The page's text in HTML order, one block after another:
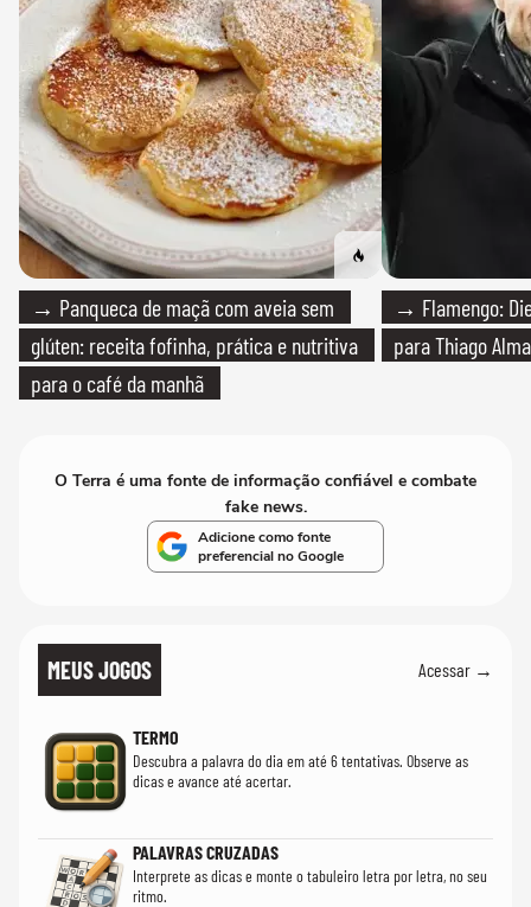
→ Panqueca de maçã com aveia sem
glúten: receita fofinha, prática e nutritiva
para o café da manhã
→ Flamengo:
para Thiago
O Terra é uma fonte de informação confiável e combate
fake news.
Adicione como fonte
preferencial no Google
MEUS JOGOS Acessar →
TERMO
Descubra a palavra do dia em até 6 tentativas. Observe as
dicas e avance até acertar.
PALAVRAS CRUZADAS
Interprete as dicas e monte o tabuleiro letra por letra, no seu
ritmo.